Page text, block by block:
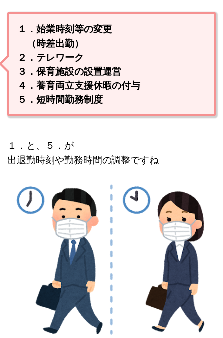
１．始業時刻等の変更
（時差出勤）
２．テレワーク
３．保育施設の設置運営
４．養育両立支援休暇の付与
５．短時間勤務制度
１．と、５．が
出退勤時刻や勤務時間の調整ですね